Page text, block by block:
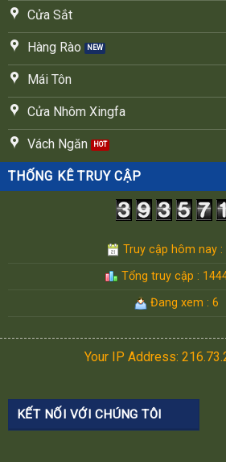
Cửa Sắt
Hàng Rào
Mái Tôn
Cửa Nhôm Xingfa
Vách Ngăn
THỐNG KÊ TRUY CẬP
Truy cập hôm nay :
Tổng truy cập :
Đang xem : 6
Your IP Address:
KẾT NỐI VỚI CHÚNG TÔI